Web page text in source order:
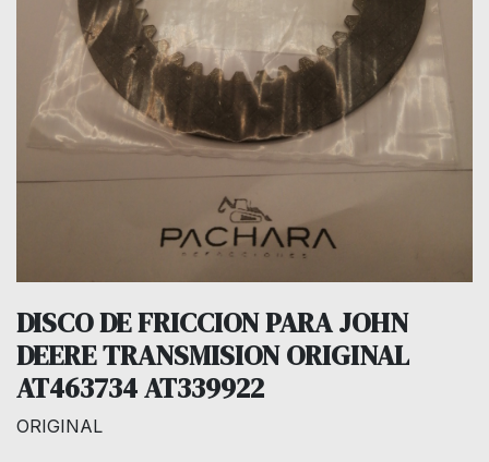
DISCO DE FRICCION PARA JOHN
DEERE TRANSMISION ORIGINAL
AT463734 AT339922
ORIGINAL